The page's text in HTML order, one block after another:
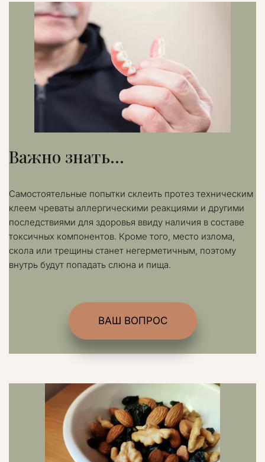
Важно знать...
Самостоятельные попытки склеить протез техническим
клеем чреваты аллергическими реакциями и другими
последствиями для здоровья ввиду наличия в составе
токсичных компонентов. Кроме того, место излома,
скола или трещины станет негерметичным, поэтому
внутрь будут попадать слюна и пища.
ВАШ ВОПРОС